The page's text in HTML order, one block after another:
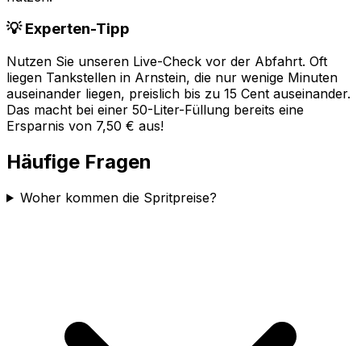
💡 Experten-Tipp
Nutzen Sie unseren Live-Check vor der Abfahrt. Oft
liegen Tankstellen in Arnstein, die nur wenige Minuten
auseinander liegen, preislich bis zu 15 Cent auseinander.
Das macht bei einer 50-Liter-Füllung bereits eine
Ersparnis von 7,50 € aus!
Häufige Fragen
Woher kommen die Spritpreise?